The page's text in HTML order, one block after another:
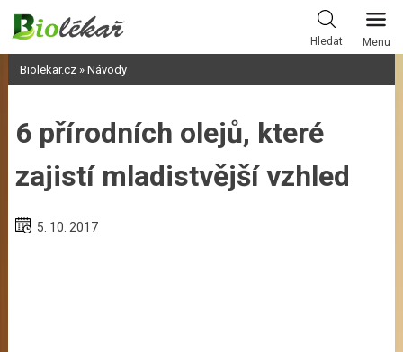
Skip
content
Hledat Menu
Biolekar.cz» Návody
6 přírodních olejů, které
zajistí mladistvější vzhled
5. 10. 2017